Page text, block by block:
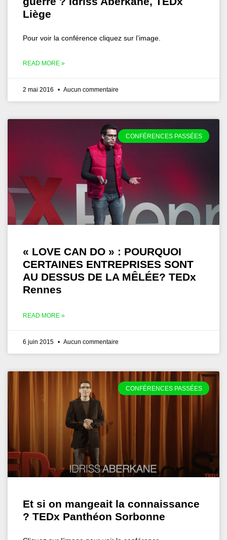
Liège
Pour voir la conférence cliquez sur l’image.
READ MORE »
2 mai 2016 Aucun commentaire
CONFÉRENCES PASSÉES
« LOVE CAN DO » : POURQUOI
CERTAINES ENTREPRISES SONT
AU DESSUS DE LA MÊLÉE? TEDx
Rennes
READ MORE »
6 juin 2015 Aucun commentaire
CONFÉRENCES PASSÉES
Et si on mangeait la connaissance
? TEDx Panthéon Sorbonne